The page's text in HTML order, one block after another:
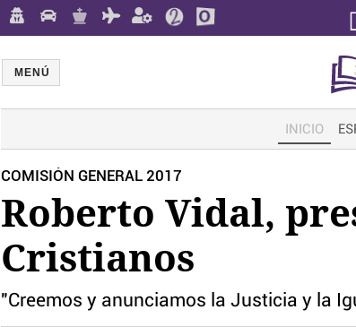
MENÚ
INICIO
COMISIÓN GENERAL 2017
Roberto Vidal,
Cristianos
"Creemos y anunciamos la Justicia y la